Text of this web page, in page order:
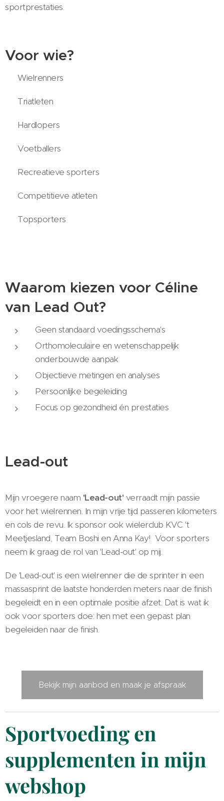
sportprestaties.
Voor wie?
✔ Wielrenners
✔ Triatleten
✔ Hardlopers
✔ Voetballers
✔ Recreatieve sporters
✔ Competitieve atleten
✔ Topsporters
Waarom kiezen voor Céline
van Lead Out?
Geen standaard voedingsschema's
Orthomoleculaire en wetenschappelijk
onderbouwde aanpak
Objectieve metingen en analyses
Persoonlijke begeleiding
Focus op gezondheid én prestaties
Lead-out
Mijn vroegere naam 'Lead-out' verraadt mijn passie
voor het wielrennen. In mijn vrije tijd passeren kilometers
en cols de revu. Ik sponsor ook wielerclub KVC 't
Meetjesland, Team Boshi en Anna Kay! Voor sporters
neem ik graag de rol van 'Lead-out' op mij.
De 'Lead-out' is een wielrenner die de sprinter in een
massasprint de laatste honderden meters naar de finish
begeleidt en in een optimale positie afzet. Dat is wat ik
ook voor sporters doe: hen met een gepast plan
begeleiden naar de finish.
Bekijk mijn aanbod en maak je afspraak
Sportvoeding en
supplementen in mijn
webshop